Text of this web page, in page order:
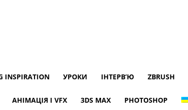
INSPIRATION УРОКИ ІНТЕРВ’Ю ZBRUSH
АНІМАЦІЯ І VFX 3DS MAX PHOTOSHOP